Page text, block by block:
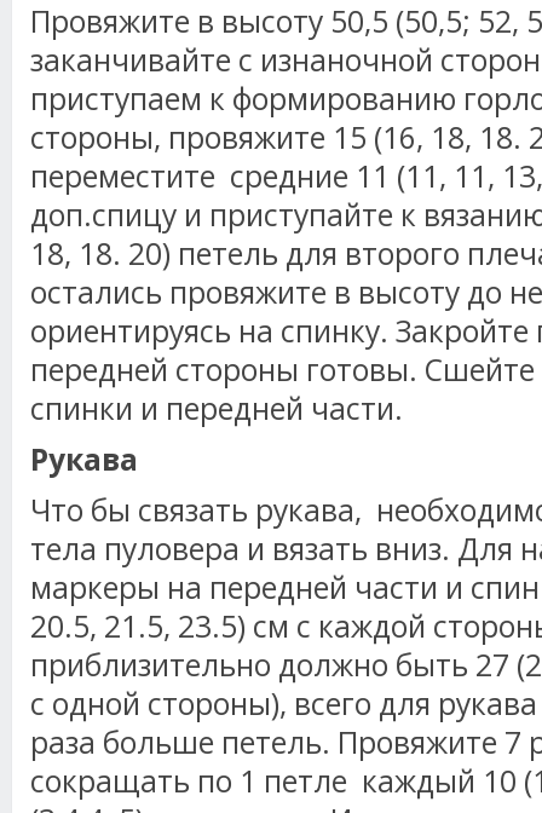
Провяжите в высоту 50,5 (50,5; 52,
заканчивайте с изнаночной
приступаем к формированию
стороны, провяжите 15 (16, 18, 18.
переместите средние 11 (11, 11,
доп.спицу и приступайте к
18, 18. 20) петель для второго
остались провяжите в высоту до
ориентируясь на спинку.
передней стороны готовы.
спинки и передней части.
Рукава
Что бы связать рукава,
тела пуловера и вязать вниз. Для
маркеры на передней части и
20.5, 21.5, 23.5) см с каждой
приблизительно должно быть 27
с одной стороны), всего для
раза больше петель. Провяжите 7
сокращать по 1 петле каждый 10